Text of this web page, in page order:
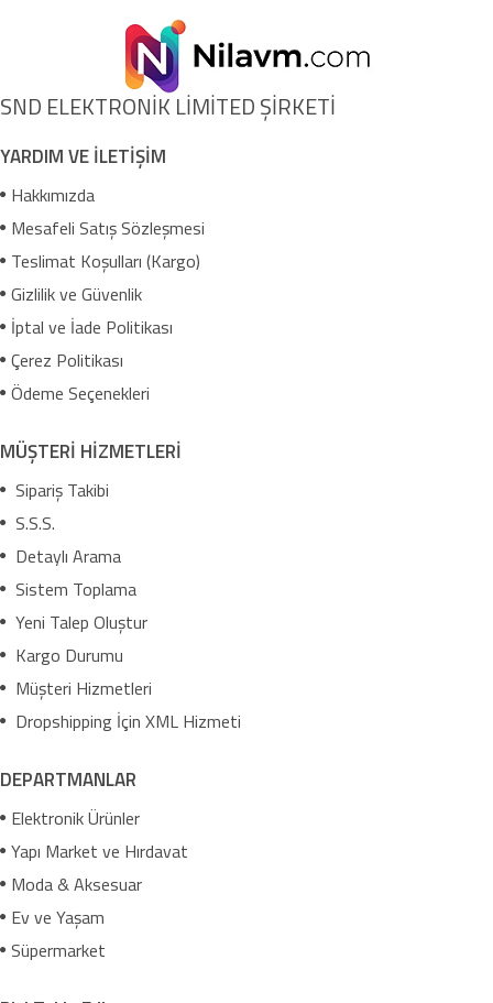
SND ELEKTRONİK LİMİTED ŞİRKETİ
YARDIM VE İLETİŞİM
Hakkımızda
Mesafeli Satış Sözleşmesi
Teslimat Koşulları (Kargo)
Gizlilik ve Güvenlik
İptal ve İade Politikası
Çerez Politikası
Ödeme Seçenekleri
MÜŞTERİ HİZMETLERİ
Sipariş Takibi
S.S.S.
Detaylı Arama
Sistem Toplama
Yeni Talep Oluştur
Kargo Durumu
Müşteri Hizmetleri
Dropshipping İçin XML Hizmeti
DEPARTMANLAR
Elektronik Ürünler
Yapı Market ve Hırdavat
Moda & Aksesuar
Ev ve Yaşam
Süpermarket